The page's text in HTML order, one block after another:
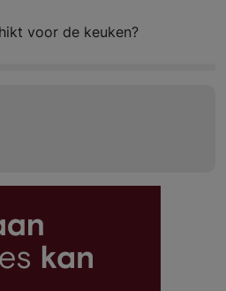
voor de keuken?